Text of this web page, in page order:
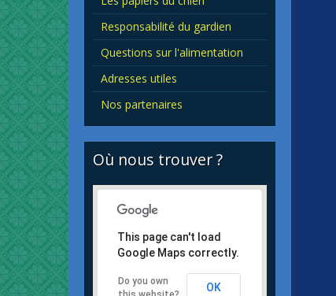
Responsabilité du gardien
Questions sur l'alimentation
Adresses utiles
Nos partenaires
Où nous trouver ?
This page can't load
Google Maps correctly.
Do you own
OK